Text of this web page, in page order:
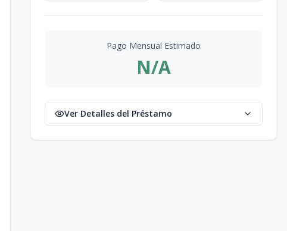
Pago Mensual Estimado
N/A
Ver Detalles del Préstamo